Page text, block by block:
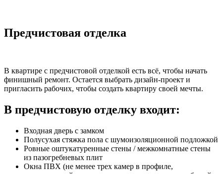
Предчистовая отделка
В квартире с предчистовой отделкой есть всё, чтобы начать
финишный ремонт. Остается выбрать дизайн-проект и
пригласить рабочих, чтобы создать квартиру своей мечты.
В предчистовую отделку входит:
Входная дверь с замком
Полусухая стяжка пола с шумоизоляционной подложкой
Ровные оштукатуренные стены / межкомнатные стены
из пазогребневых плит
Окна ПВХ (не менее трех камер в профиле,